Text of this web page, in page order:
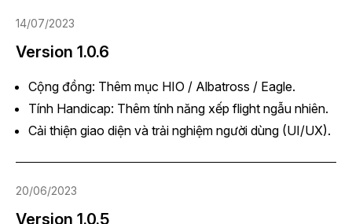
14/07/2023
Version 1.0.6
Cộng đồng: Thêm mục HIO / Albatross / Eagle.
Tính Handicap: Thêm tính năng xếp flight ngẫu nhiên.
Cải thiện giao diện và trải nghiệm người dùng (UI/UX).
20/06/2023
Version 1.0.5